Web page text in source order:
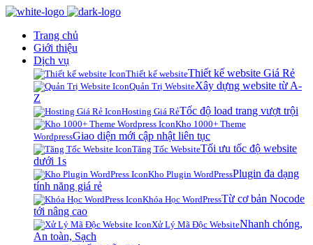
Trang chủ
Giới thiệu
Dịch vụ
Thiết kế websiteThiết kế website Giá Rẻ
Quản Trị WebsiteXây dựng website từ A-
Z
Hosting Giá RẻTốc độ load trang vượt trội
Kho 1000+ Theme
WordpressGiao diện mới cập nhật liên tục
Tăng Tốc WebsiteTối ưu tốc độ website
dưới 1s
Kho Plugin WordPressPlugin đa dạng
tính năng giá rẻ
Khóa Học WordPressTừ cơ bản Nocode
tới nâng cao
Xử Lý Mã Độc WebsiteNhanh chóng,
An toàn, Sạch